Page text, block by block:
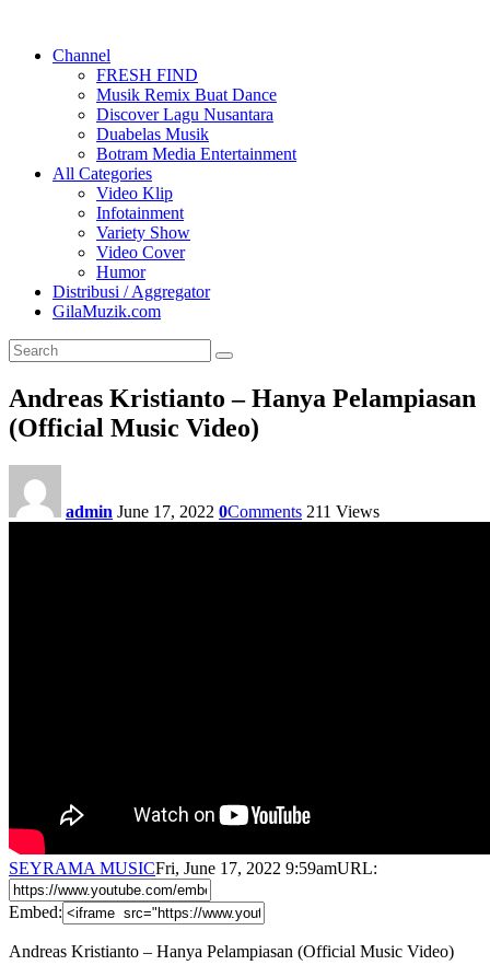
Channel
FRESH FIND
Musik Remix Buat Dance
Discover Lagu Nusantara
Duabelas Musik
Botram Media Entertainment
All Categories
Video Klip
Infotainment
Variety Show
Video Cover
Humor
Distribusi / Aggregator
GilaMuzik.com
Andreas Kristianto – Hanya Pelampiasan
(Official Music Video)
admin June 17, 2022 0Comments 211 Views
SEYRAMA MUSICFri, June 17, 2022 9:59amURL:
Embed:
Andreas Kristianto – Hanya Pelampiasan (Official Music Video)